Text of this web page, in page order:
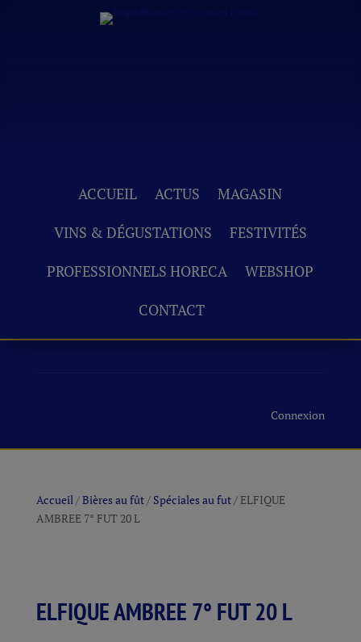
ACCUEIL ACTUS
MAGASIN
VINS & DÉGUSTATIONS
FESTIVITÉS
PROFESSIONNELS HORECA
WEBSHOP
CONTACT
Connexion
Accueil/Bières au fût/ Spéciales au fut/ ELFIQUE
AMBREE 7° FUT 20 L
ELFIQUE AMBREE 7° FUT 20 L